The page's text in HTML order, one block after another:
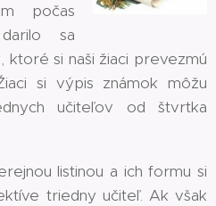
počas
sa
ktoré si naši žiaci prevezmú
si výpis známok môžu
učiteľov od štvrtka
listinou a ich formu si
triedny učiteľ. Ak však